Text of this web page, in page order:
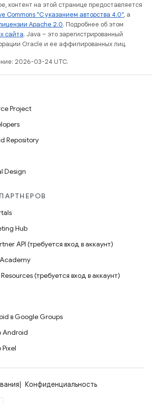
контент на этой странице предоставляется
Commons "С указанием авторства 4.0", а
Apache 2.0. Подробнее об этом
сайта. Java – это зарегистрированный
Oracle и ее аффилированных лиц.
2026-03-24 UTC.
Project
Repository
Design
Hub
API (требуется вход в аккаунт)
(требуется вход в аккаунт)
в Google Groups
Android
Конфиденциальность